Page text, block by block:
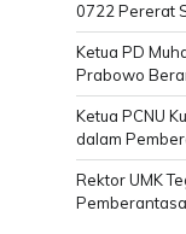
0722 Pererat
Ketua PD
Prabowo
Ketua PCNU
dalam
Rektor UMK